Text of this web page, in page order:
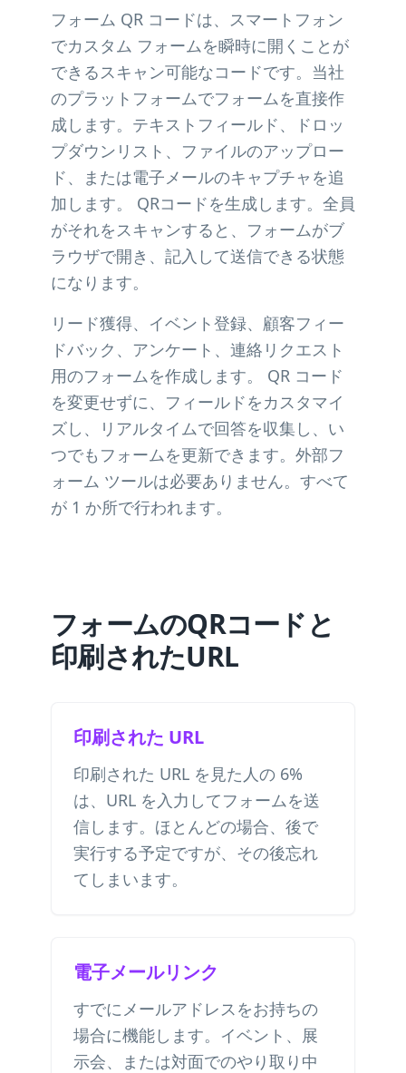
フォーム QR コードは、スマートフォン
でカスタム フォームを瞬時に開くことが
できるスキャン可能なコードです。当社
のプラットフォームでフォームを直接作
成します。テキストフィールド、ドロッ
プダウンリスト、ファイルのアップロー
ド、または電子メールのキャプチャを追
加します。 QRコードを生成します。全員
がそれをスキャンすると、フォームがブ
ラウザで開き、記入して送信できる状態
になります。
リード獲得、イベント登録、顧客フィー
ドバック、アンケート、連絡リクエスト
用のフォームを作成します。 QR コード
を変更せずに、フィールドをカスタマイ
ズし、リアルタイムで回答を収集し、い
つでもフォームを更新できます。外部フ
ォーム ツールは必要ありません。すべて
が 1 か所で行われます。
フォームのQRコードと
印刷されたURL
印刷された URL
印刷された URL を見た人の 6%
は、URL を入力してフォームを送
信します。ほとんどの場合、後で
実行する予定ですが、その後忘れ
てしまいます。
電子メールリンク
すでにメールアドレスをお持ちの
場合に機能します。イベント、展
示会、または対面でのやり取り中